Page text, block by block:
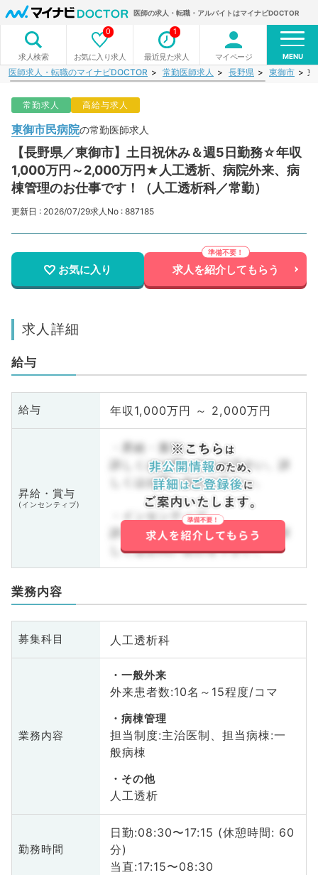
医師の求人・転職・アルバイトはマイナビDOCTOR
求人検索 お気に入り求人
0
最近見た求人
1
マイページ MENU
医師求人・転職のマイナビDOCTOR 常勤医師求人 長野県 東御市 東
常勤求人 高給与求人
東御市民病院の常勤医師求人
【長野県／東御市】土日祝休み＆週5日勤務☆年収
1,000万円～2,000万円★人工透析、病院外来、病
棟管理のお仕事です！（人工透析科／常勤）
更新日 : 2026/07/29求人No : 887185
お気に入り 求人を紹介してもらう
求人詳細
給与
給与 年収1,000万円 ～ 2,000万円
昇給・賞与
(インセンティブ)
・昇給・賞与
詳しくはお問い合わせ下さい。詳
しくはお問い合わせ下さい。
・インセンティブ
詳しくはお問い合わせ下さい。詳
しくはお問い合わせ下さい。
業務内容
募集科目 人工透析科
業務内容
一般外来
外来患者数:10名～15程度/コマ
病棟管理
担当制度:主治医制、担当病棟:一
般病棟
その他
人工透析
勤務時間
日勤:08:30〜17:15 (休憩時間: 60
分)
当直:17:15〜08:30